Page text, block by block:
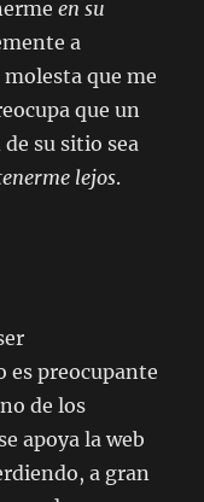
en su
a
que me
que un
su sitio sea
lejos.
es preocupante
de los
apoya la web
a gran